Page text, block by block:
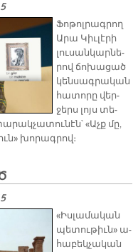
Ֆո­թոլ­րագ­րող
Ա­րա Կիւ­լէ­րի
լու­սան­կար­նե­
րով ճո­խա­ցած
կեն­սագ­րա­կան
հա­տո­րը վեր­
ջերս լոյս տե­
«Աչք մը,
խո­րագ­րով։
«Իս­լա­մա­կան
պե­տու­թիւն» ա­
հա­բեկ­չա­կան